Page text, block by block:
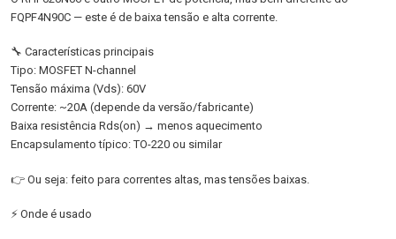
FQPF4N90C — este é de baixa tensão e alta corrente.
🔧 Características principais
Tipo: MOSFET N-channel
Tensão máxima (Vds): 60V
Corrente: ~20A (depende da versão/fabricante)
Baixa resistência Rds(on) → menos aquecimento
Encapsulamento típico: TO-220 ou similar
👉 Ou seja: feito para correntes altas, mas tensões baixas.
⚡ Onde é usado